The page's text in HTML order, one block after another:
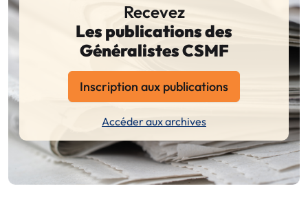
Recevez
Les publications des
Généralistes CSMF
Inscription aux publications
Accéder aux archives